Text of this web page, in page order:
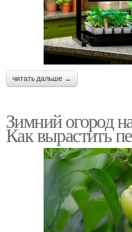
читать дальше →
Зимний огород
Как вырастить